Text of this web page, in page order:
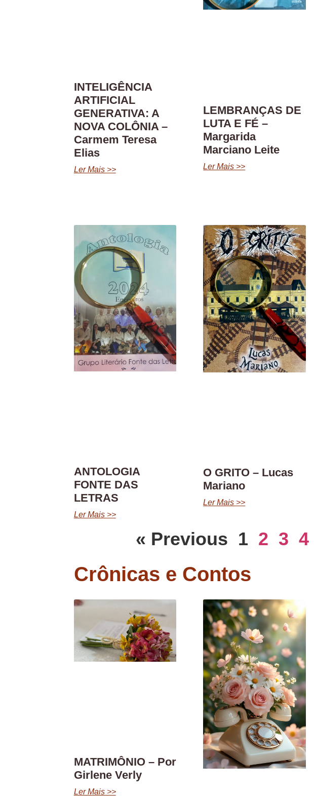
INTELIGÊNCIA
ARTIFICIAL
GENERATIVA: A
NOVA COLÔNIA –
Carmem Teresa
Elias
Ler Mais >>
LEMBRANÇAS DE
LUTA E FÉ –
Margarida
Marciano Leite
Ler Mais >>
ANTOLOGIA
FONTE DAS
LETRAS
Ler Mais >>
O GRITO – Lucas
Mariano
Ler Mais >>
« Previous 1 2 3 4
Crônicas e Contos
MATRIMÔNIO – Por
Girlene Verly
Ler Mais >>